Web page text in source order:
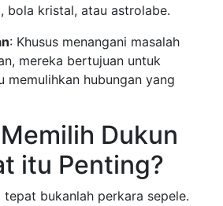
bola kristal, atau astrolabe.
: Khusus menangani masalah
mereka bertujuan untuk
memulihkan hubungan yang
Dukun
itu Penting?
bukanlah perkara sepele.